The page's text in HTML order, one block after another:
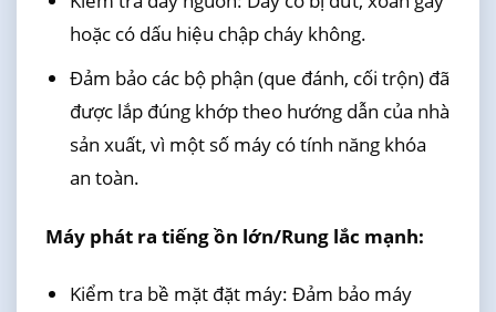
hoặc có dấu hiệu chập cháy không.
Đảm bảo các bộ phận (que đánh, cối trộn) đã
được lắp đúng khớp theo hướng dẫn của nhà
sản xuất, vì một số máy có tính năng khóa
an toàn.
Máy phát ra tiếng ồn lớn/Rung lắc mạnh:
Kiểm tra bề mặt đặt máy: Đảm bảo máy